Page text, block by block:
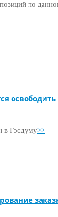
по
освободить
в Госдуму>>